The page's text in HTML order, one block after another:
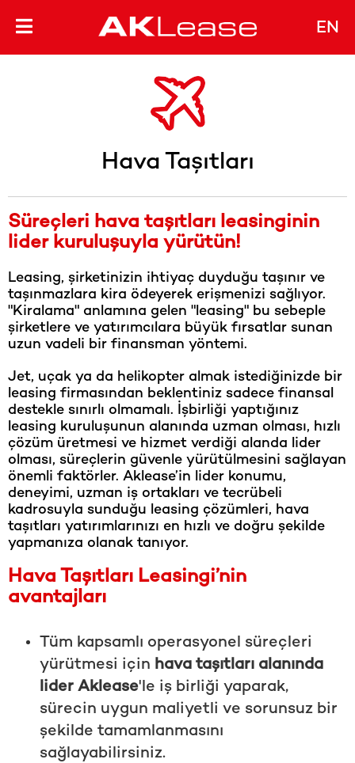
EN
Anasayfa Ürünlerimiz
Hava Taşıtları
Süreçleri hava taşıtları leasinginin
lider kuruluşuyla yürütün!
Leasing, şirketinizin ihtiyaç duyduğu taşınır ve
taşınmazlara kira ödeyerek erişmenizi sağlıyor.
"Kiralama" anlamına gelen "leasing" bu sebeple
şirketlere ve yatırımcılara büyük fırsatlar sunan
uzun vadeli bir finansman yöntemi.
Jet, uçak ya da helikopter almak istediğinizde bir
leasing firmasından beklentiniz sadece finansal
destekle sınırlı olmamalı. İşbirliği yaptığınız
leasing kuruluşunun alanında uzman olması, hızlı
çözüm üretmesi ve hizmet verdiği alanda lider
olması, süreçlerin güvenle yürütülmesini sağlayan
önemli faktörler. Aklease’in lider konumu,
deneyimi, uzman iş ortakları ve tecrübeli
kadrosuyla sunduğu leasing çözümleri, hava
taşıtları yatırımlarınızı en hızlı ve doğru şekilde
yapmanıza olanak tanıyor.
Hava Taşıtları Leasingi’nin
avantajları
Tüm kapsamlı operasyonel süreçleri
yürütmesi için hava taşıtları alanında
lider Aklease'le iş birliği yaparak,
sürecin uygun maliyetli ve sorunsuz bir
şekilde tamamlanmasını
sağlayabilirsiniz.